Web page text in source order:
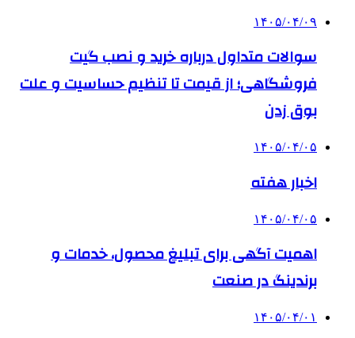
۱۴۰۵/۰۴/۰۹
سوالات متداول درباره خرید و نصب گیت
فروشگاهی؛ از قیمت تا تنظیم حساسیت و علت
بوق زدن
۱۴۰۵/۰۴/۰۵
اخبار هفته
۱۴۰۵/۰۴/۰۵
اهمیت آگهی برای تبلیغ محصول، خدمات و
برندینگ در صنعت
۱۴۰۵/۰۴/۰۱